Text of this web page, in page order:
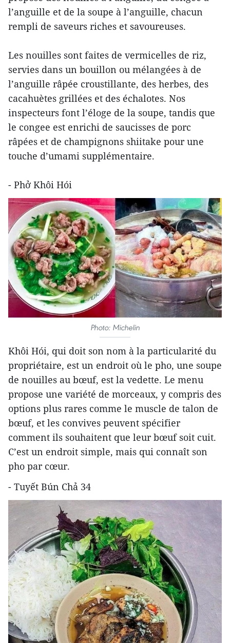
l’anguille et de la soupe à l’anguille, chacun
rempli de saveurs riches et savoureuses.
Les nouilles sont faites de vermicelles de riz,
servies dans un bouillon ou mélangées à de
l’anguille râpée croustillante, des herbes, des
cacahuètes grillées et des échalotes. Nos
inspecteurs font l’éloge de la soupe, tandis que
le congee est enrichi de saucisses de porc
râpées et de champignons shiitake pour une
touche d’umami supplémentaire.
- Phở Khôi Hói
Photo: Michelin
Khôi Hói, qui doit son nom à la particularité du
propriétaire, est un endroit où le pho, une soupe
de nouilles au bœuf, est la vedette. Le menu
propose une variété de morceaux, y compris des
options plus rares comme le muscle de talon de
bœuf, et les convives peuvent spécifier
comment ils souhaitent que leur bœuf soit cuit.
C’est un endroit simple, mais qui connaît son
pho par cœur.
- Tuyết Bún Chả 34